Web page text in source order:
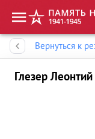
Вернуться к
Глезер
Память народа